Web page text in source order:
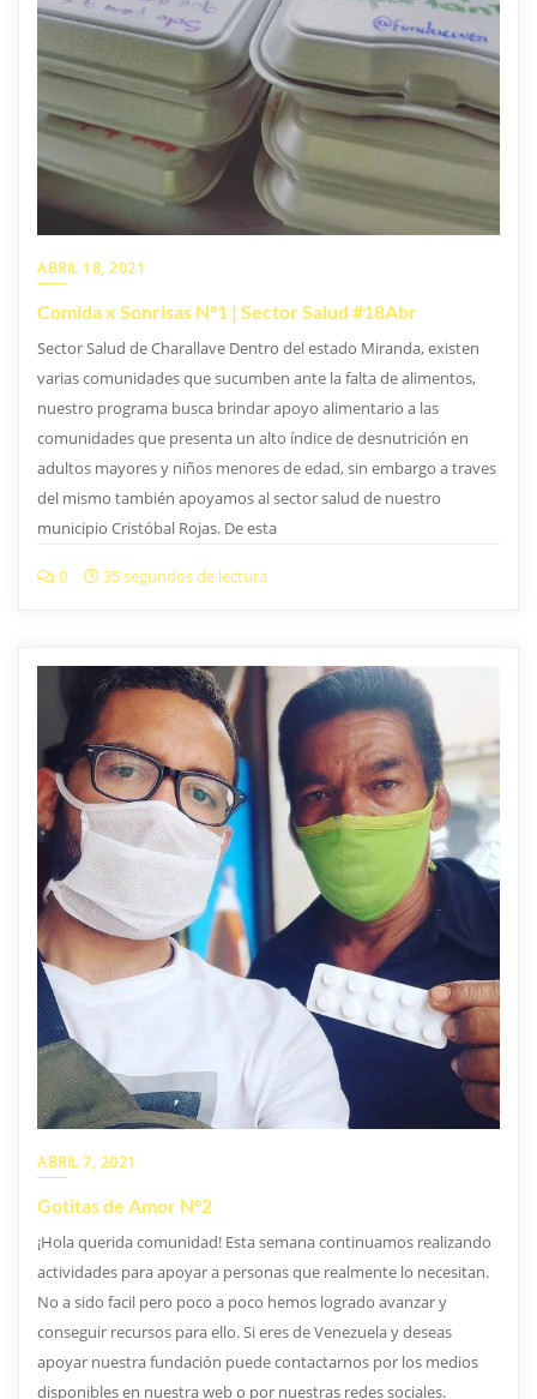
ABRIL 18, 2021
Comida x Sonrisas N°1 | Sector Salud #18Abr
Sector Salud de Charallave Dentro del estado Miranda, existen
varias comunidades que sucumben ante la falta de alimentos,
nuestro programa busca brindar apoyo alimentario a las
comunidades que presenta un alto índice de desnutrición en
adultos mayores y niños menores de edad, sin embargo a traves
del mismo también apoyamos al sector salud de nuestro
municipio Cristóbal Rojas. De esta
0 35 segundos de lectura
ABRIL 7, 2021
Gotitas de Amor N°2
¡Hola querida comunidad! Esta semana continuamos realizando
actividades para apoyar a personas que realmente lo necesitan.
No a sido facil pero poco a poco hemos logrado avanzar y
conseguir recursos para ello. Si eres de Venezuela y deseas
apoyar nuestra fundación puede contactarnos por los medios
disponibles en nuestra web o por nuestras redes sociales.